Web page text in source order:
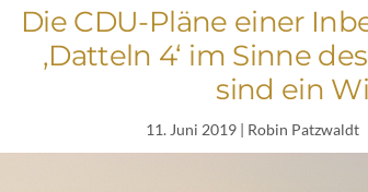
Die CDU-Pläne einer
‚Datteln 4‘ im Sinne
sind ein
11. Juni 2019| Robin Patzwaldt